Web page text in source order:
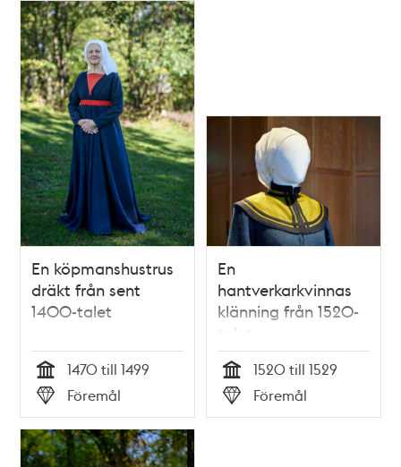
En köpmanshustrus
dräkt från sent
1400-talet
Tid
1470 till 1499
Typ
Föremål
En
hantverkarkvinnas
klänning från 1520-
talet
Tid
1520 till 1529
Typ
Föremål